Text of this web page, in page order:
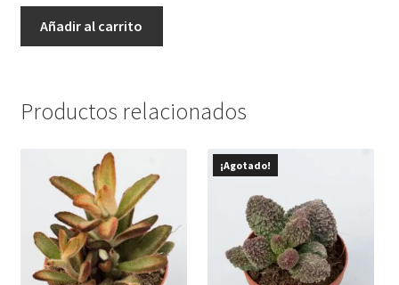
Añadir al carrito
Productos relacionados
¡Agotado!